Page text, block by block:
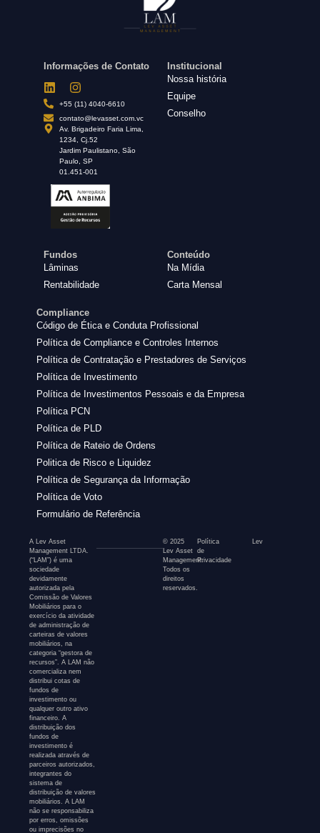
Informações de Contato
+55 (11) 4040-6610
contato@levasset.com.vc
Av. Brigadeiro Faria Lima,
1234, Cj.52
Jardim Paulistano, São
Paulo, SP
01.451-001
Institucional
Nossa história
Equipe
Conselho
Fundos
Lâminas
Rentabilidade
Conteúdo
Na Mídia
Carta Mensal
Compliance
Código de Ética e Conduta Profissional
Política de Compliance e Controles Internos
Política de Contratação e Prestadores de Serviços
Política de Investimento
Política de Investimentos Pessoais e da Empresa
Política PCN
Política de PLD
Política de Rateio de Ordens
Politica de Risco e Liquidez
Política de Segurança da Informação
Política de Voto
Formulário de Referência
A Lev Asset
Management LTDA.
(“LAM”) é uma
sociedade
devidamente
autorizada pela
Comissão de Valores
Mobiliários para o
exercício da atividade
de administração de
carteiras de valores
mobiliários, na
categoria “gestora de
recursos”. A LAM não
comercializa nem
distribui cotas de
fundos de
investimento ou
qualquer outro ativo
financeiro. A
distribuição dos
fundos de
investimento é
realizada através de
parceiros autorizados,
integrantes do
sistema de
distribuição de valores
mobiliários. A LAM
não se responsabiliza
por erros, omissões
ou imprecisões no
© 2025
Lev Asset
Management.
Todos os
direitos
reservados.
Política
de
Privacidade
Lev